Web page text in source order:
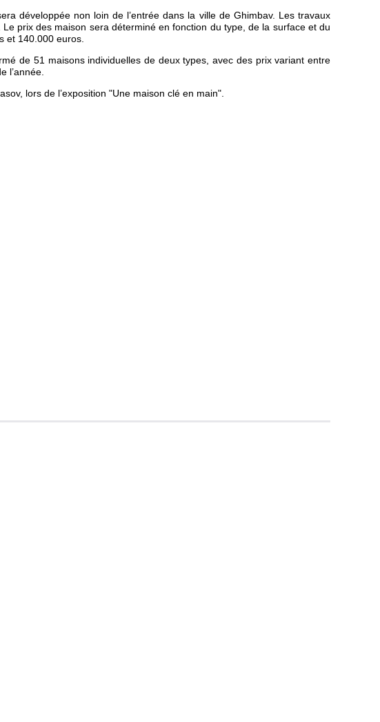
développée non loin de l’entrée dans la ville de Ghimbav. Les travaux
prix des maison sera déterminé en fonction du type, de la surface et du
et 140.000 euros.
de 51 maisons individuelles de deux types, avec des prix variant entre
l’année.
lors de l’exposition "Une maison clé en main".